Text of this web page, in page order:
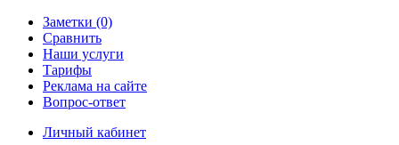
Заметки (0)
Сравнить
Наши услуги
Тарифы
Реклама на сайте
Вопрос-ответ
Личный кабинет